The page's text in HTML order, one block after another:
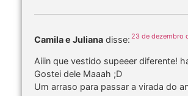
Camila e Juliana disse: 23 de dezembro
Aiiin que vestido supeeer diferente!
Gostei dele Maaah ;D
Um arraso para passar a virada do